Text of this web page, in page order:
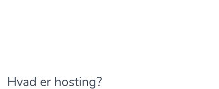
Hvad er hosting?